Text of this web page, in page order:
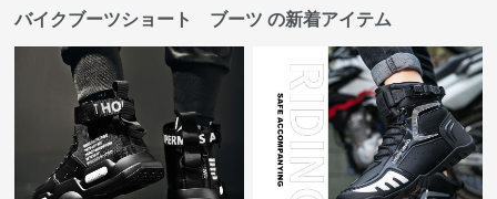
バイクブーツショート ブーツ の新着アイテム